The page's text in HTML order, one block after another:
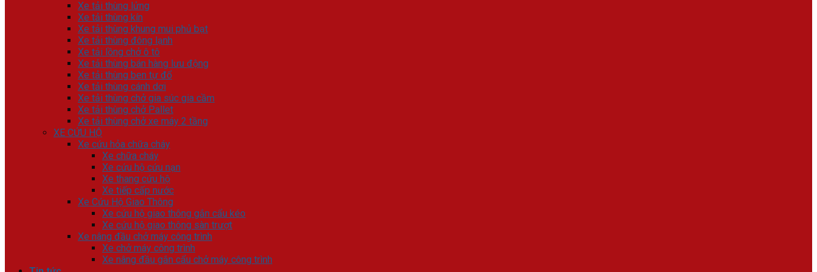
Xe tải thùng lửng
Xe tải thùng kín
Xe tải thùng khung mui phủ bạt
Xe tải thùng đông lạnh
Xe tải lồng chở ô tô
Xe tải thùng bán hàng lưu động
Xe tải thùng ben tự đổ
Xe tải thùng cánh dơi
Xe tải thùng chở gia súc gia cầm
Xe tải thùng chở Pallet
Xe tải thùng chở xe máy 2 tầng
XE CỨU HỘ
Xe cứu hỏa chữa cháy
Xe chữa cháy
Xe cứu hộ cứu nạn
Xe thang cứu hộ
Xe tiếp cấp nước
Xe Cứu Hộ Giao Thông
Xe cứu hộ giao thông gắn cẩu kéo
Xe cứu hộ giao thông sàn trượt
Xe nâng đầu chở máy công trình
Xe chở máy công trình
Xe nâng đầu gắn cẩu chở máy công trình